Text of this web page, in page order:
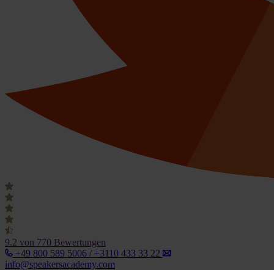
9.2 von 770 Bewertungen
+49 800 589 5006 / +3110 433 33 22
info@speakersacademy.com